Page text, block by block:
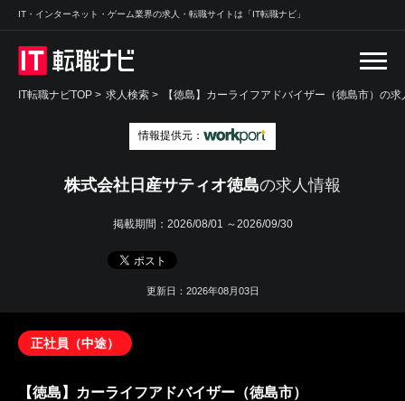
IT・インターネット・ゲーム業界の求人・転職サイトは「IT転職ナビ」
IT転職ナビTOP > 求人検索 > 【徳島】カーライフアドバイザー（徳島市）の求
情報提供元：
株式会社日産サティオ徳島の求人情報
掲載期間： 2026/08/01 ～2026/09/30
更新日：2026年08月03日
正社員（中途）
【徳島】カーライフアドバイザー（徳島市）